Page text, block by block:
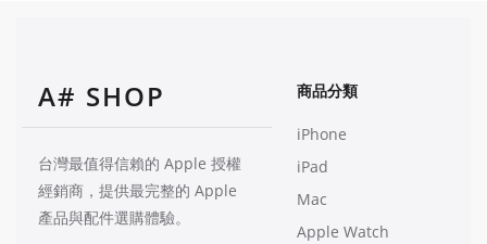
A# SHOP
台灣最值得信賴的 Apple 授權
經銷商，提供最完整的 Apple
產品與配件選購體驗。
商品分類
iPhone
iPad
Mac
Apple Watch